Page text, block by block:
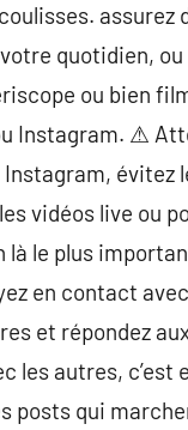
quotidien,
ou bien
Instagram. ⚠
vidéos live ou
là le plus
en contact
et répondez
les autres,
posts qui